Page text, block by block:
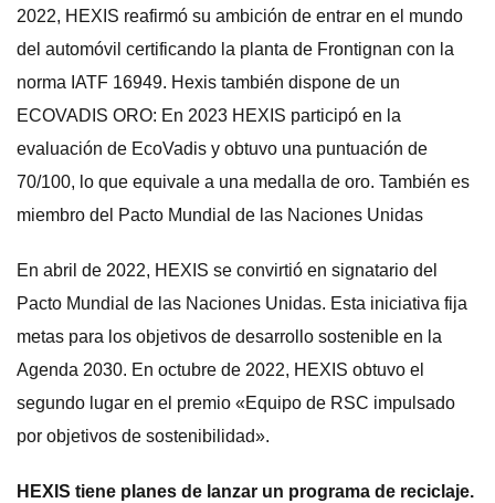
2022, HEXIS reafirmó su ambición de entrar en el mundo
del automóvil certificando la planta de Frontignan con la
norma IATF 16949. Hexis también dispone de un
ECOVADIS ORO: En 2023 HEXIS participó en la
evaluación de EcoVadis y obtuvo una puntuación de
70/100, lo que equivale a una medalla de oro. También es
miembro del Pacto Mundial de las Naciones Unidas
En abril de 2022, HEXIS se convirtió en signatario del
Pacto Mundial de las Naciones Unidas. Esta iniciativa fija
metas para los objetivos de desarrollo sostenible en la
Agenda 2030. En octubre de 2022, HEXIS obtuvo el
segundo lugar en el premio «Equipo de RSC impulsado
por objetivos de sostenibilidad».
HEXIS tiene planes de lanzar un programa de reciclaje.